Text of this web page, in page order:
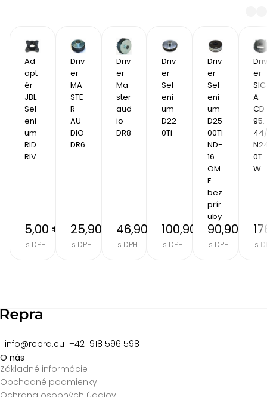
Ad
apt
ér
JBL
Sel
eni
um
RID
RIV
5,00 €
s DPH
Driv
er
MA
STE
R
AU
DIO
DR6
25,90 €
s DPH
Driv
er
Ma
ster
aud
io
DR8
46,90 €
s DPH
Driv
er
Sel
eni
um
D22
0Ti
100,90 €
s DPH
Driv
er
Sel
eni
um
D25
00TI
ND-
16
OM
F
bez
prír
uby
90,90 €
s DPH
Driv
er
SIC
A
CD
95.
44/
0T
W
s
info@repra.eu +421 918 596 598
O nás
Základné informácie
Obchodné podmienky